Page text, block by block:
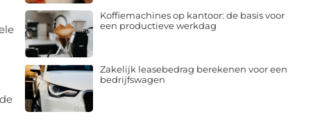
Koffiemachines op kantoor: de basis voor
een productieve werkdag
Zakelijk leasebedrag berekenen voor een
bedrijfswagen